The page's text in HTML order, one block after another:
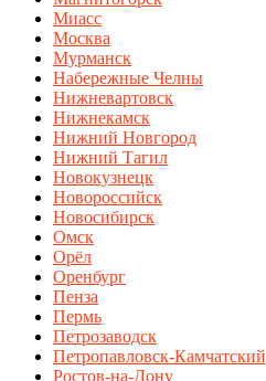
Миасс
Москва
Мурманск
Набережные Челны
Нижневартовск
Нижнекамск
Нижний Новгород
Нижний Тагил
Новокузнецк
Новороссийск
Новосибирск
Омск
Орёл
Оренбург
Пенза
Пермь
Петрозаводск
Петропавловск-Камчатский
Ростов-на-Дону